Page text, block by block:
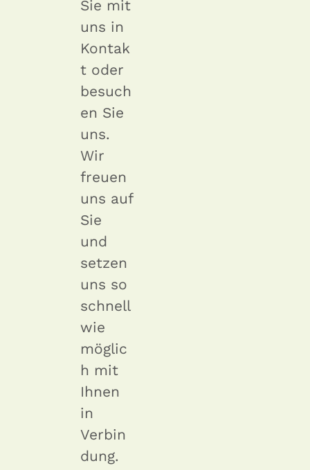
Sie mit
uns in
Kontak
t oder
besuch
en Sie
uns.
Wir
freuen
uns auf
Sie
und
setzen
uns so
schnell
wie
möglic
h mit
Ihnen
in
Verbin
dung.